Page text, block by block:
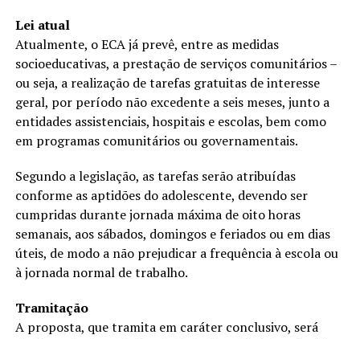
Lei atual
Atualmente, o ECA já prevê, entre as medidas
socioeducativas, a prestação de serviços comunitários –
ou seja, a realização de tarefas gratuitas de interesse
geral, por período não excedente a seis meses, junto a
entidades assistenciais, hospitais e escolas, bem como
em programas comunitários ou governamentais.
Segundo a legislação, as tarefas serão atribuídas
conforme as aptidões do adolescente, devendo ser
cumpridas durante jornada máxima de oito horas
semanais, aos sábados, domingos e feriados ou em dias
úteis, de modo a não prejudicar a frequência à escola ou
à jornada normal de trabalho.
Tramitação
A proposta, que tramita em caráter conclusivo, será